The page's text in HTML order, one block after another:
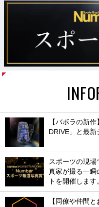
【バボラの新
DRIVE」と最
スポーツの現
真家が撮る一瞬
トを開催します
【同僚や仲間